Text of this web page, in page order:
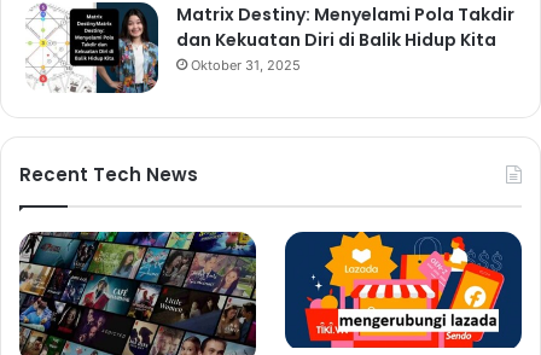
Matrix Destiny: Menyelami Pola Takdir
dan Kekuatan Diri di Balik Hidup Kita
Oktober 31, 2025
Recent Tech News